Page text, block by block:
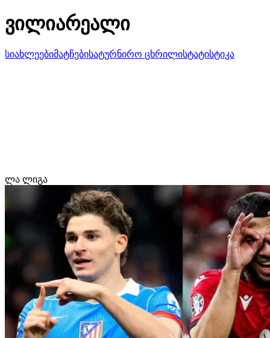
ვილიარეალი
სიახლეებიმატჩებისატურნირო ცხრილისტატისტიკა
ლა ლიგა